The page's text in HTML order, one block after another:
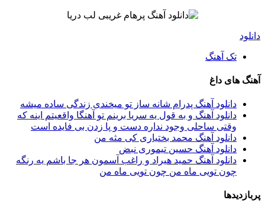
دانلود
تک آهنگ
آهنگ های داغ
دانلود آهنگ پدرام شانه ساز تو میخندی زندگی ساده میشه
دانلود آهنگ و به قول یه سریا برینم تو آهنگا واقعیتم اینه که
وقتی ساحلی وجود نداره دست و پا زدن بی فایده است
دانلود آهنگ محمد بختیاری کی مثه من
دانلود آهنگ حسین تیموری نبض
دانلود آهنگ حمید هیراد و راغب آسمون هر جا باشم یه رنگه
چون تویی ماه من چون تویی ماه من
پربازدیدها